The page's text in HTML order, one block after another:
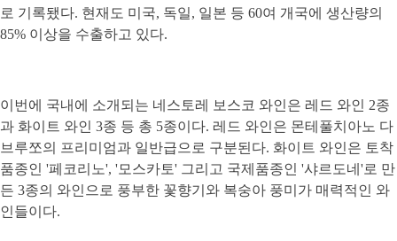
로 기록됐다. 현재도 미국, 독일, 일본 등 60여 개국에 생산량의
85% 이상을 수출하고 있다.
이번에 국내에 소개되는 네스토레 보스코 와인은 레드 와인 2종
과 화이트 와인 3종 등 총 5종이다. 레드 와인은 몬테풀치아노 다
브루쪼의 프리미엄과 일반급으로 구분된다. 화이트 와인은 토착
품종인 '페코리노', '모스카토' 그리고 국제품종인 '샤르도네'로 만
든 3종의 와인으로 풍부한 꽃향기와 복숭아 풍미가 매력적인 와
인들이다.